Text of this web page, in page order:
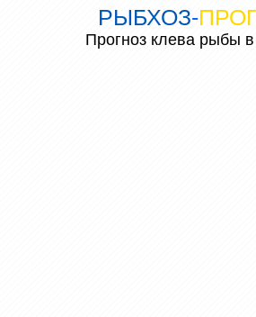
РЫБХОЗ-
Прогноз клева рыбы